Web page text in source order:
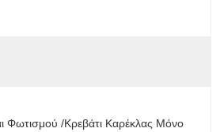
Φωτισμού /Κρεβάτι Καρέκλας Μόνο